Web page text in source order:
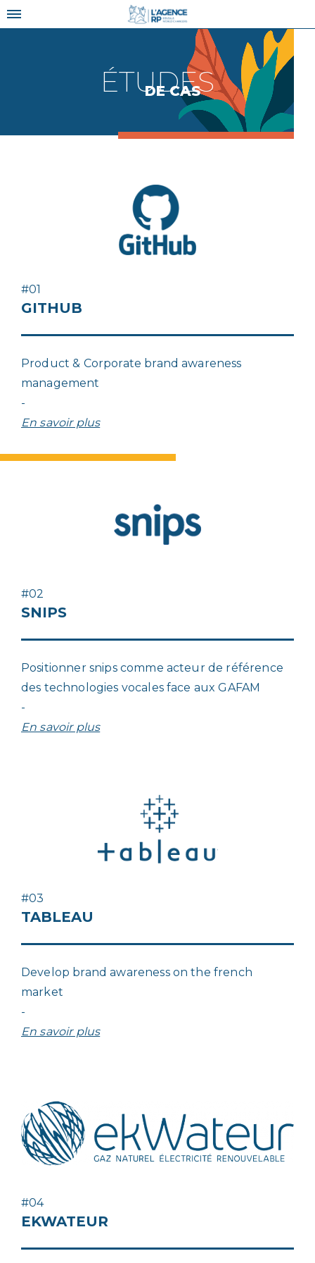
ÉTUDES
DE CAS
#01
GITHUB
Product & Corporate brand awareness
management
-
En savoir plus
#02
SNIPS
Positionner snips comme acteur de référence
des technologies vocales face aux GAFAM
-
En savoir plus
#03
TABLEAU
Develop brand awareness on the french
market
-
En savoir plus
#04
EKWATEUR